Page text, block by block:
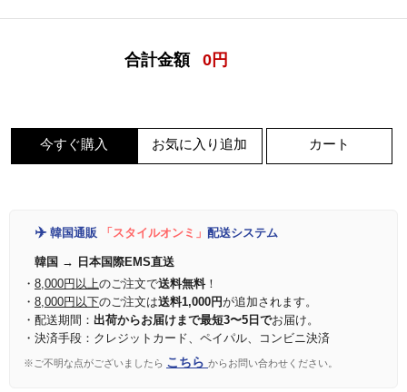
合計金額 0 円
今すぐ購入 お気に入り追加 カート
✈️ 韓国通販 「スタイルオンミ」 配送システム
韓国 → 日本国際EMS直送
・ 8,000円以上のご注文で送料無料！
・ 8,000円以下のご注文は送料1,000円が追加されます。
・配送期間： 出荷からお届けまで最短3〜5日でお届け。
・決済手段：クレジットカード、ペイパル、コンビニ決済
※ご不明な点がございましたら こちら からお問い合わせください。